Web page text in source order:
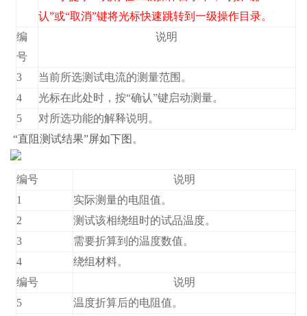
认”或“取消”键将光标快速跳转到一级操作目录。
编
号
说明
3
当前所选测试电流的测量范围。
4
光标在此处时，按“确认”键启动测量。
5
对所选功能的解释说明。
“直阻测试结果”屏如下图。
编号
说明
1
实际测量的电阻值。
2
测试该相绕组时的试品温度。
3
需要折算到的温度数值。
4
绕组材料。
编号
说明
5
温度折算后的电阻值。